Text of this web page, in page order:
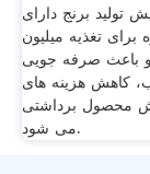
تولید برنج دارای
برای تغذیه میلیون
باعث صرفه جویی
کاهش هزینه های
محصول برداشتی
می شود.